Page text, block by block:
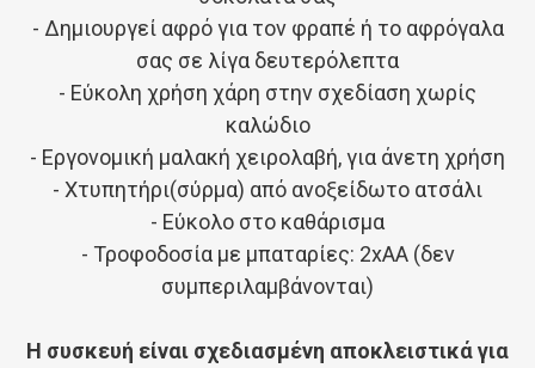
- Δημιουργεί αφρό για τον φραπέ ή το αφρόγαλα
σας σε λίγα δευτερόλεπτα
- Εύκολη χρήση χάρη στην σχεδίαση χωρίς
καλώδιο
- Εργονομική μαλακή χειρολαβή, για άνετη χρήση
- Χτυπητήρι(σύρμα) από ανοξείδωτο ατσάλι
- Εύκολο στο καθάρισμα
- Τροφοδοσία με μπαταρίες: 2xAA (δεν
συμπεριλαμβάνονται)
Η συσκευή είναι σχεδιασμένη αποκλειστικά για